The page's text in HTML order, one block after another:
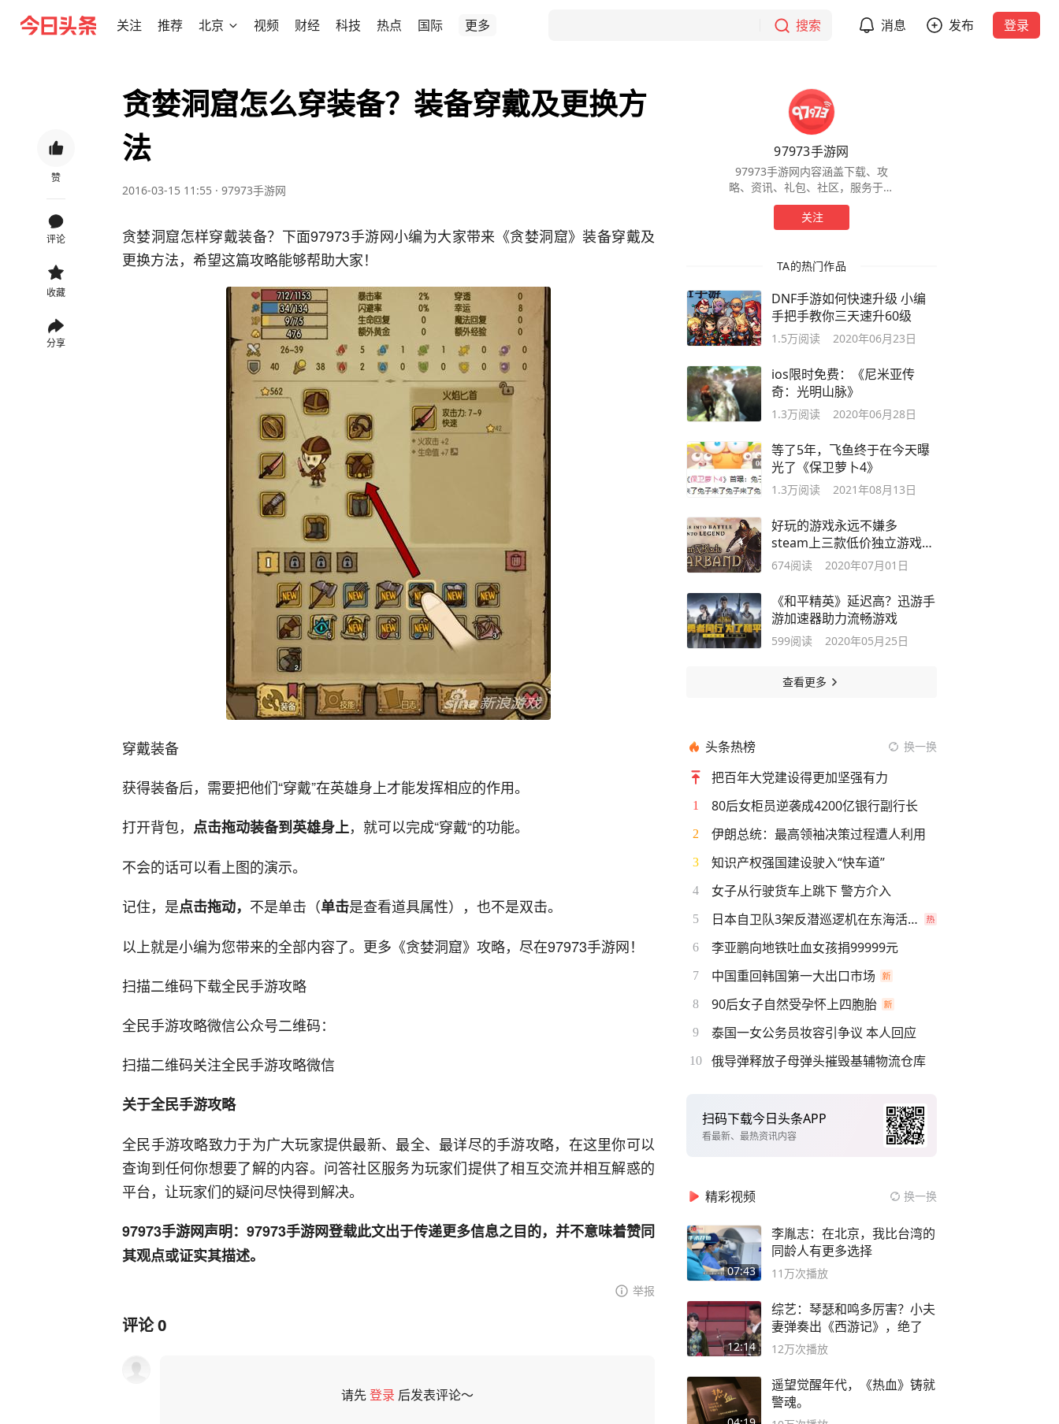
关注 推荐 北京 视频 财经 科技 热点 国际 更多 搜索 消息 发布 登录
赞
评论
收藏
分享
贪婪洞窟怎么穿装备？装备穿戴及更换方
法
2016-03-15 11:55 · 97973手游网
贪婪洞窟怎样穿戴装备？下面97973手游网小编为大家带来《贪婪洞窟》装备穿戴及
更换方法，希望这篇攻略能够帮助大家！
穿戴装备
获得装备后，需要把他们“穿戴”在英雄身上才能发挥相应的作用。
打开背包， 点击拖动装备到英雄身上，就可以完成“穿戴“的功能。
不会的话可以看上图的演示。
记住，是点击拖动， 不是单击（单击是查看道具属性），也不是双击。
以上就是小编为您带来的全部内容了。更多《贪婪洞窟》攻略，尽在97973手游网！
扫描二维码下载全民手游攻略
全民手游攻略微信公众号二维码：
扫描二维码关注全民手游攻略微信
关于全民手游攻略
全民手游攻略致力于为广大玩家提供最新、最全、最详尽的手游攻略，在这里你可以
查询到任何你想要了解的内容。问答社区服务为玩家们提供了相互交流并相互解惑的
平台，让玩家们的疑问尽快得到解决。
97973手游网声明：97973手游网登载此文出于传递更多信息之目的，并不意味着赞同
其观点或证实其描述。
举报
评论0
请先登录 后发表评论～
97973手游网
97973手游网内容涵盖下载、攻
略、资讯、礼包、社区，服务于全
球手游玩家，为玩家提供一站式服
务。
关注
TA的热门作品
DNF手游如何快速升级 小编
手把手教你三天速升60级
1.5万阅读 2020年06月23日
ios限时免费：《尼米亚传
奇：光明山脉》
1.3万阅读 2020年06月28日
等了5年，飞鱼终于在今天曝
光了《保卫萝卜4》
1.3万阅读 2021年08月13日
好玩的游戏永远不嫌多
steam上三款低价独立游戏推
荐
674阅读 2020年07月01日
《和平精英》延迟高？迅游手
游加速器助力流畅游戏
599阅读 2020年05月25日
查看更多
头条热榜 换一换
把百年大党建设得更加坚强有力
1 80后女柜员逆袭成4200亿银行副行长
2 伊朗总统：最高领袖决策过程遭人利用
3 知识产权强国建设驶入“快车道”
4 女子从行驶货车上跳下 警方介入
5 日本自卫队3架反潜巡逻机在东海活动
6 李亚鹏向地铁吐血女孩捐99999元
7 中国重回韩国第一大出口市场
8 90后女子自然受孕怀上四胞胎
9 泰国一女公务员妆容引争议 本人回应
10 俄导弹释放子母弹头摧毁基辅物流仓库
扫码下载今日头条APP
看最新、最热资讯内容
精彩视频 换一换
07:43
李胤志：在北京，我比台湾的
同龄人有更多选择
11万次播放
12:14
综艺：琴瑟和鸣多厉害？小夫
妻弹奏出《西游记》，绝了
12万次播放
遥望觉醒年代，《热血》铸就
警魂。